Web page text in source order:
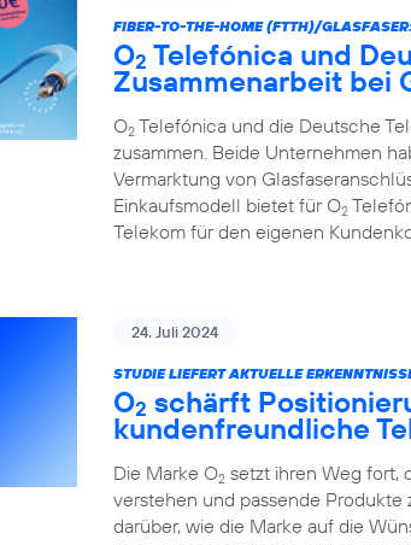
FIBER-TO-THE-HOME (FTTH)/
O2 Telefónica und
Zusammenarbeit bei
O2 Telefónica und die Deutsche
zusammen. Beide Unternehmen
Vermarktung von
Einkaufsmodell bietet für O2
Telekom für den eigenen
24. Juli 2024
STUDIE LIEFERT AKTUELLE
O2 schärft
kundenfreundliche
Die Marke O2 setzt ihren Weg fort,
verstehen und passende
darüber, wie die Marke auf die